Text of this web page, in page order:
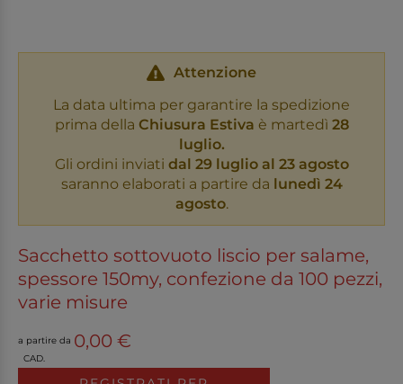
Attenzione
La data ultima per garantire la spedizione
prima della Chiusura Estiva è martedì 28
luglio.
Gli ordini inviati dal 29 luglio al 23 agosto
saranno elaborati a partire da lunedì 24
agosto.
Sacchetto sottovuoto liscio per salame,
spessore 150my, confezione da 100 pezzi,
varie misure
a partire da 0,00 €
CAD.